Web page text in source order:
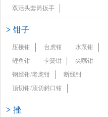
双活头套筒扳手
> 钳子
压接钳 台虎钳
水泵钳
鲤鱼钳
卡簧钳
尖嘴钳
钢丝钳/老虎钳
断线钳
顶切钳/顶切斜口钳
> 挫